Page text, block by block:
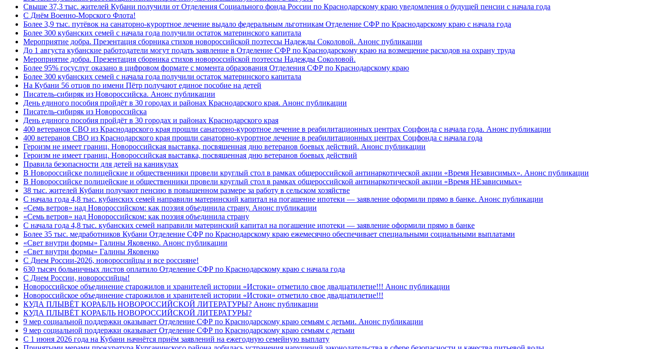
Свыше 37,3 тыс. жителей Кубани получили от Отделения Социального фонда России по Краснодарскому краю уведомления о будущей пенсии с начала года
C Днём Военно-Морского Флота!
Более 3,9 тыс. путёвок на санаторно-курортное лечение выдало федеральным льготникам Отделение СФР по Краснодарскому краю с начала года
Более 300 кубанских семей с начала года получили остаток материнского капитала
Мероприятие добра. Презентация сборника стихов новороссийской поэтессы Надежды Соколовой. Анонс публикации
До 1 августа кубанские работодатели могут подать заявление в Отделение СФР по Краснодарскому краю на возмещение расходов на охрану труда
Мероприятие добра. Презентация сборника стихов новороссийской поэтессы Надежды Соколовой.
Более 95% госуслуг оказано в цифровом формате с момента образования Отделения СФР по Краснодарскому краю
Более 300 кубанских семей с начала года получили остаток материнского капитала
На Кубани 56 отцов по имени Пётр получают единое пособие на детей
Писатель-сибиряк из Новороссийска. Анонс публикации
День единого пособия пройдёт в 30 городах и районах Краснодарского края. Анонс публикации
Писатель-сибиряк из Новороссийска
День единого пособия пройдёт в 30 городах и районах Краснодарского края
400 ветеранов СВО из Краснодарского края прошли санаторно-курортное лечение в реабилитационных центрах Соцфонда с начала года. Анонс публикации
400 ветеранов СВО из Краснодарского края прошли санаторно-курортное лечение в реабилитационных центрах Соцфонда с начала года
Героизм не имеет границ. Новороссийская выставка, посвященная дню ветеранов боевых действий. Анонс публикации
Героизм не имеет границ. Новороссийская выставка, посвященная дню ветеранов боевых действий
Правила безопасности для детей на каникулах
В Новороссийске полицейские и общественники провели круглый стол в рамках общероссийской антинаркотической акции «Время Независимых». Анонс публикации
В Новороссийске полицейские и общественники провели круглый стол в рамках общероссийской антинаркотической акции «Время НЕзависимых»
38 тыс. жителей Кубани получают пенсию в повышенном размере за работу в сельском хозяйстве
С начала года 4,8 тыс. кубанских семей направили материнский капитал на погашение ипотеки — заявление оформили прямо в банке. Анонс публикации
«Семь ветров» над Новороссийском: как поэзия объединила страну. Анонс публикации
«Семь ветров» над Новороссийском: как поэзия объединила страну
С начала года 4,8 тыс. кубанских семей направили материнский капитал на погашение ипотеки — заявление оформили прямо в банке
Более 35 тыс. медработников Кубани Отделение СФР по Краснодарскому краю ежемесячно обеспечивает специальными социальными выплатами
«Свет внутри формы» Галины Яковенко. Анонс публикации
«Свет внутри формы» Галины Яковенко
C Днем России-2026, новороссийцы и все россияне!
630 тысяч больничных листов оплатило Отделение СФР по Краснодарскому краю с начала года
C Днем России, новороссийцы!
Новороссийское объединение старожилов и хранителей истории «Истоки» отметило свое двадцатилетие!!! Анонс публикации
Новороссийское объединение старожилов и хранителей истории «Истоки» отметило свое двадцатилетие!!!
КУДА ПЛЫВЁТ КОРАБЛЬ НОВОРОССИЙСКОЙ ЛИТЕРАТУРЫ? Анонс публикации
КУДА ПЛЫВЁТ КОРАБЛЬ НОВОРОССИЙСКОЙ ЛИТЕРАТУРЫ?
9 мер социальной поддержки оказывает Отделение СФР по Краснодарскому краю семьям с детьми. Анонс публикации
9 мер социальной поддержки оказывает Отделение СФР по Краснодарскому краю семьям с детьми
С 1 июня 2026 года на Кубани начнётся приём заявлений на ежегодную семейную выплату